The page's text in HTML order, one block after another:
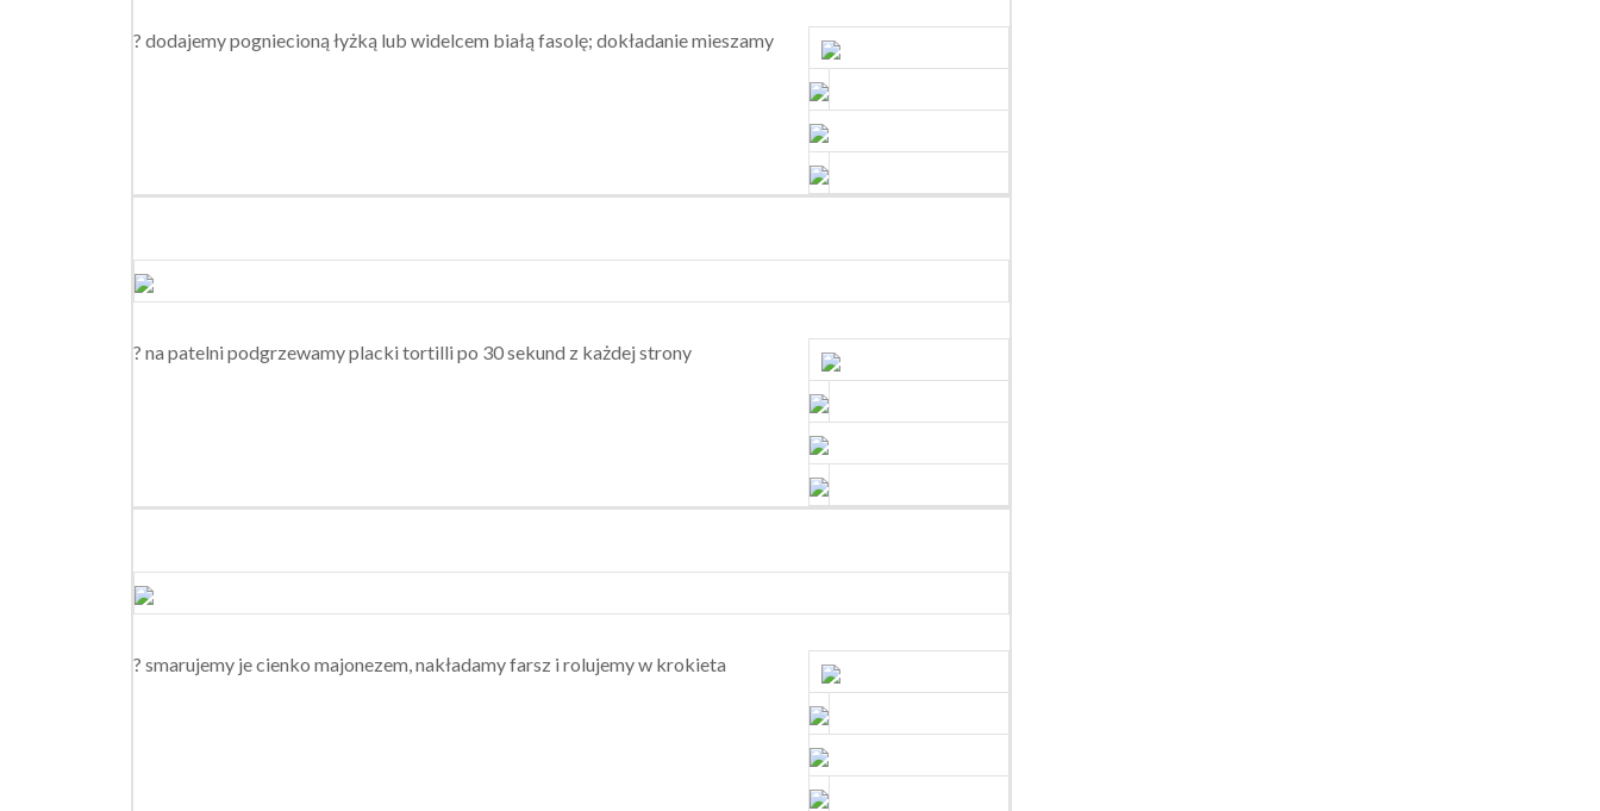
? dodajemy pogniecioną łyżką lub widelcem białą fasolę; dokładanie mieszamy
? na patelni podgrzewamy placki tortilli po 30 sekund z każdej strony
? smarujemy je cienko majonezem, nakładamy farsz i rolujemy w krokieta